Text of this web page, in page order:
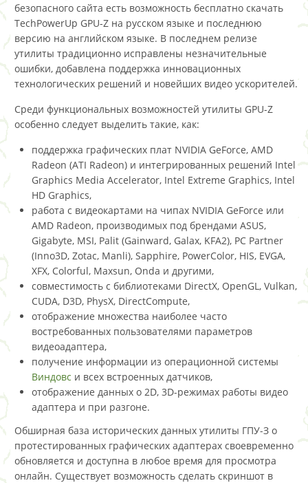
безопасного сайта есть возможность бесплатно скачать
TechPowerUp GPU-Z на русском языке и последнюю
версию на английском языке. В последнем релизе
утилиты традиционно исправлены незначительные
ошибки, добавлена поддержка инновационных
технологических решений и новейших видео ускорителей.
Среди функциональных возможностей утилиты GPU-Z
особенно следует выделить такие, как:
поддержка графических плат NVIDIA GeForce, AMD
Radeon (ATI Radeon) и интегрированных решений Intel
Graphics Media Accelerator, Intel Extreme Graphics, Intel
HD Graphics,
работа с видеокартами на чипах NVIDIA GeForce или
AMD Radeon, производимых под брендами ASUS,
Gigabyte, MSI, Palit (Gainward, Galax, KFA2), PC Partner
(Inno3D, Zotac, Manli), Sapphire, PowerColor, HIS, EVGA,
XFX, Colorful, Maxsun, Onda и другими,
совместимость с библиотеками DirectX, OpenGL, Vulkan,
CUDA, D3D, PhysX, DirectCompute,
отображение множества наиболее часто
востребованных пользователями параметров
видеоадаптера,
получение информации из операционной системы
Виндовс и всех встроенных датчиков,
отображение данных о 2D, 3D-режимах работы видео
адаптера и при разгоне.
Обширная база исторических данных утилиты ГПУ-З о
протестированных графических адаптерах своевременно
обновляется и доступна в любое время для просмотра
онлайн. Существует возможность сделать скриншот в